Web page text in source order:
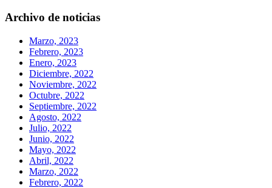
Archivo de noticias
Marzo, 2023
Febrero, 2023
Enero, 2023
Diciembre, 2022
Noviembre, 2022
Octubre, 2022
Septiembre, 2022
Agosto, 2022
Julio, 2022
Junio, 2022
Mayo, 2022
Abril, 2022
Marzo, 2022
Febrero, 2022